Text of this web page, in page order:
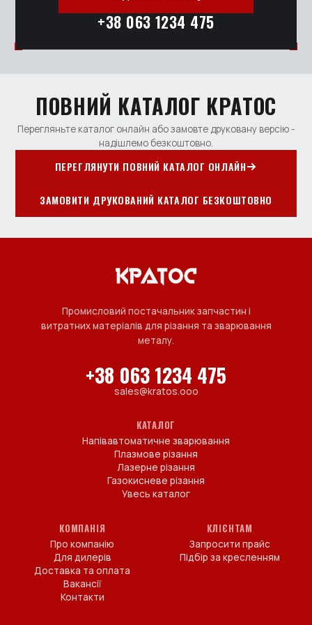
+38 063 1234 475
ПОВНИЙ КАТАЛОГ КРАТОС
Перегляньте каталог онлайн або замовте друковану версію -
надішлемо безкоштовно.
ПЕРЕГЛЯНУТИ ПОВНИЙ КАТАЛОГ ОНЛАЙН
ЗАМОВИТИ ДРУКОВАНИЙ КАТАЛОГ БЕЗКОШТОВНО
Промисловий постачальник запчастин і
витратних матеріалів для різання та зварювання
металу.
+38 063 1234 475
sales@kratos.ooo
КАТАЛОГ
Напівавтоматичне зварювання
Плазмове різання
Лазерне різання
Газокисневе різання
Увесь каталог
КОМПАНІЯ
Про компанію
Для дилерів
Доставка та оплата
Вакансії
Контакти
КЛІЄНТАМ
Запросити прайс
Підбір за кресленням